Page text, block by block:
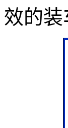
效的装